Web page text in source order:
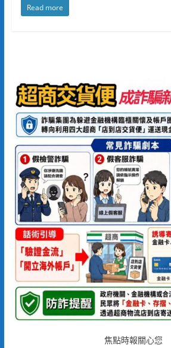
Read more
焦點時報關心您